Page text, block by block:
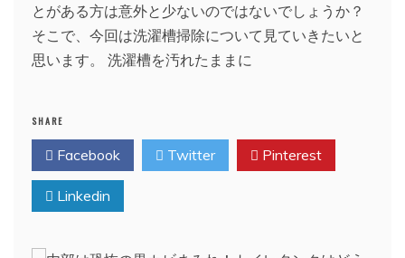
とがある方は意外と少ないのではないでしょうか？
そこで、今回は洗濯槽掃除について見ていきたいと
思います。 洗濯槽を汚れたままに
SHARE
Facebook Twitter Pinterest
Linkedin